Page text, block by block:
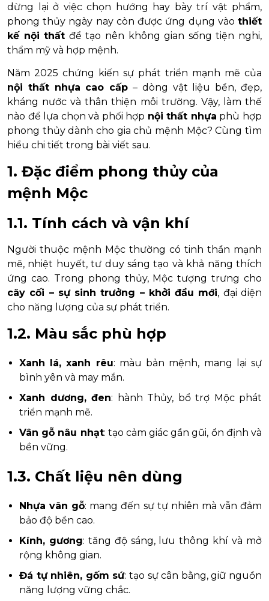
dừng lại ở việc chọn hướng hay bày trí vật phẩm,
phong thủy ngày nay còn được ứng dụng vào thiết
kế nội thất để tạo nên không gian sống tiện nghi,
thẩm mỹ và hợp mệnh.
Năm 2025 chứng kiến sự phát triển mạnh mẽ của
nội thất nhựa cao cấp – dòng vật liệu bền, đẹp,
kháng nước và thân thiện môi trường. Vậy, làm thế
nào để lựa chọn và phối hợp nội thất nhựa phù hợp
phong thủy dành cho gia chủ mệnh Mộc? Cùng tìm
hiểu chi tiết trong bài viết sau.
1. Đặc điểm phong thủy của
mệnh Mộc
1.1. Tính cách và vận khí
Người thuộc mệnh Mộc thường có tinh thần mạnh
mẽ, nhiệt huyết, tư duy sáng tạo và khả năng thích
ứng cao. Trong phong thủy, Mộc tượng trưng cho
cây cối – sự sinh trưởng – khởi đầu mới, đại diện
cho năng lượng của sự phát triển.
1.2. Màu sắc phù hợp
Xanh lá, xanh rêu: màu bản mệnh, mang lại sự
bình yên và may mắn.
Xanh dương, đen: hành Thủy, bổ trợ Mộc phát
triển mạnh mẽ.
Vân gỗ nâu nhạt: tạo cảm giác gần gũi, ổn định và
bền vững.
1.3. Chất liệu nên dùng
Nhựa vân gỗ: mang đến sự tự nhiên mà vẫn đảm
bảo độ bền cao.
Kính, gương: tăng độ sáng, lưu thông khí và mở
rộng không gian.
Đá tự nhiên, gốm sứ: tạo sự cân bằng, giữ nguồn
năng lượng vững chắc.